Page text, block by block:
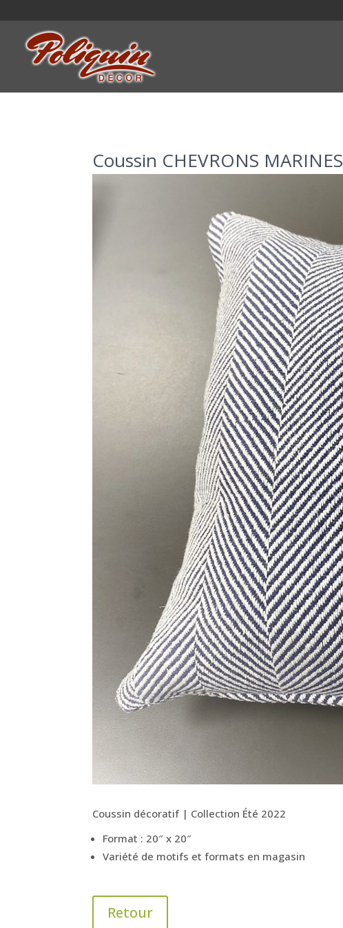
Coussin CHEVRONS MARINES
Coussin décoratif | Collection Été 2022
Format : 20″ x 20″
Variété de motifs et formats en magasin
Retour